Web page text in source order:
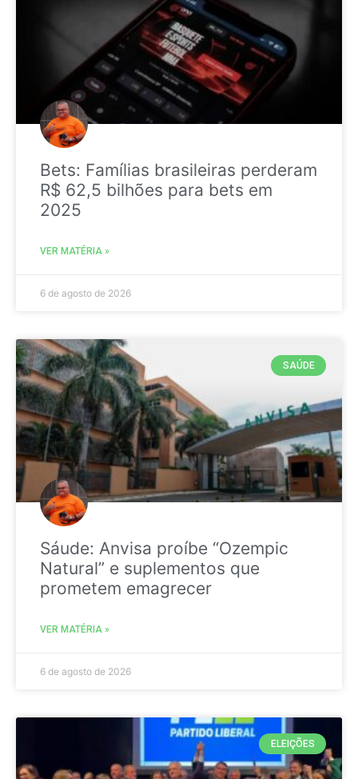
Bets: Famílias brasileiras perderam
R$ 62,5 bilhões para bets em
2025
VER MATÉRIA »
6 de agosto de 2026
SAÚDE
Sáude: Anvisa proíbe “Ozempic
Natural” e suplementos que
prometem emagrecer
VER MATÉRIA »
6 de agosto de 2026
ELEIÇÕES